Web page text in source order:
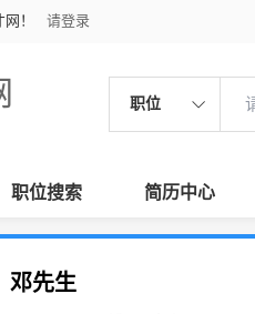
！ 请登录
职位
职位搜索 简历中心
邓先生